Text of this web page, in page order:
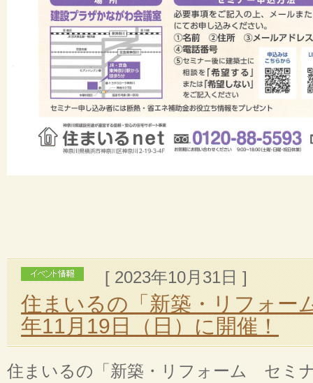
[ 2023年10月31日 ]
住まいるの「新築・リフォ
年11月19日（日）に開催！
住まいるの「新築・リフォーム セミ